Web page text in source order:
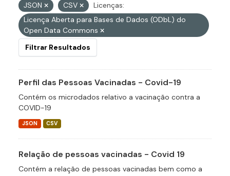
JSON
CSV
Licenças:
Licença Aberta para Bases de Dados (ODbL) do
Open Data Commons
Filtrar Resultados
Perfil das Pessoas Vacinadas - Covid-19
Contém os microdados relativo a vacinação contra a
COVID-19
JSON CSV
Relação de pessoas vacinadas - Covid 19
Contém a relação de pessoas vacinadas bem como a